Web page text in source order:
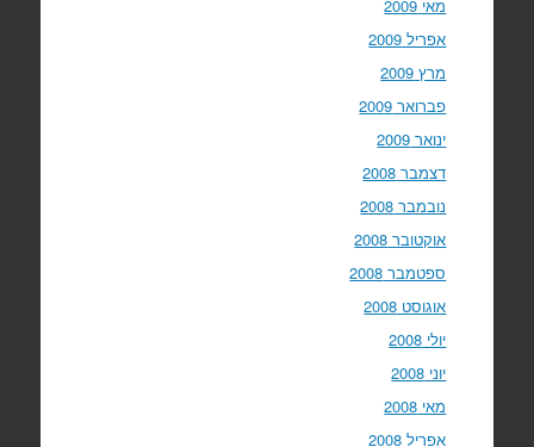
מאי 2009
אפריל 2009
מרץ 2009
פברואר 2009
ינואר 2009
דצמבר 2008
נובמבר 2008
אוקטובר 2008
ספטמבר 2008
אוגוסט 2008
יולי 2008
יוני 2008
מאי 2008
אפריל 2008